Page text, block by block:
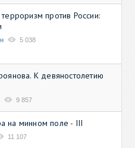
против России:
5 038
К девяностолетию
9 857
на минном поле - III
11 107